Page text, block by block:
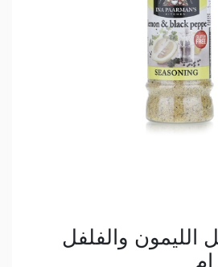
الليمون والفلفل